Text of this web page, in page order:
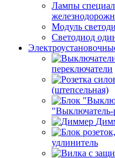
Лампы
Модуль
Светодиод
переключатели
(штепсельная)
"Выключатель-
удлинитель